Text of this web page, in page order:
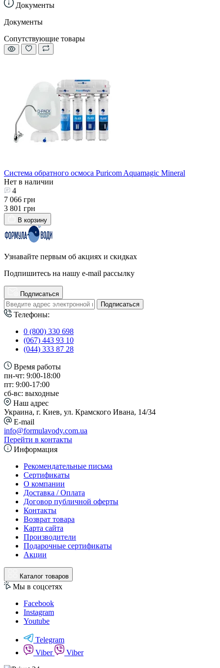
Документы
Документы
Сопутствующие товары
Система обратного осмоса Puricom Aquamagic Mineral
Нет в наличии
4
7 066 грн
3 801 грн
В корзину
Узнавайте первым об акциях и скидках
Подпишитесь на нашу e-mail рассылку
Подписаться
Подписаться
Телефоны:
0 (800) 330 698
(067) 443 93 10
(044) 333 87 28
Время работы
пн-чт: 9:00-18:00
пт: 9:00-17:00
сб-вс: выходные
Наш адрес
Украина, г. Киев, ул. Крамского Ивана, 14/34
E-mail
info@formulavody.com.ua
Перейти в контакты
Информация
Рекомендательные письма
Сертификаты
О компании
Доставка / Оплата
Договор публичной оферты
Контакты
Возврат товара
Карта сайта
Производители
Подарочные сертификаты
Акции
Каталог товаров
Мы в соцсетях
Facebook
Instagram
Youtube
Telegram
Viber
Viber